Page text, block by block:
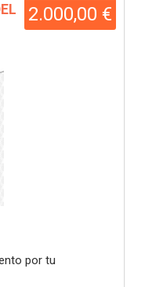
2.000,00 €
por tu